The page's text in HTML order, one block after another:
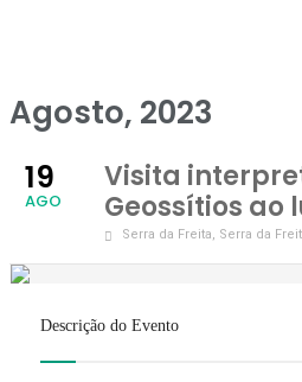
Agosto, 2023
19
AGO
Visita
Geossítios ao
Serra da Freita, Serra da
Descrição do Evento